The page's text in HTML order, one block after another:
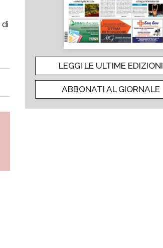
LEGGI LE ULTIME EDIZIONI
ABBONATI AL GIORNALE